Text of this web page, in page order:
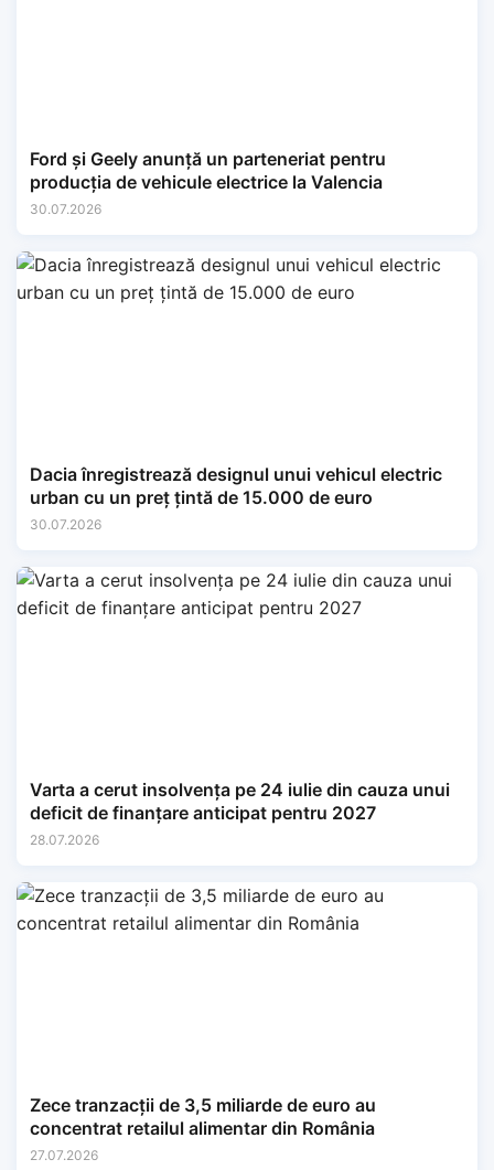
Ford și Geely anunță un parteneriat pentru
producția de vehicule electrice la Valencia
30.07.2026
Dacia înregistrează designul unui vehicul electric
urban cu un preț țintă de 15.000 de euro
30.07.2026
Varta a cerut insolvența pe 24 iulie din cauza unui
deficit de finanțare anticipat pentru 2027
28.07.2026
Zece tranzacții de 3,5 miliarde de euro au
concentrat retailul alimentar din România
27.07.2026